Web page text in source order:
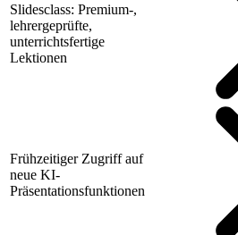
Slidesclass: Premium-,
lehrergeprüfte,
unterrichtsfertige
Lektionen
Frühzeitiger Zugriff auf
neue KI-
Präsentationsfunktionen